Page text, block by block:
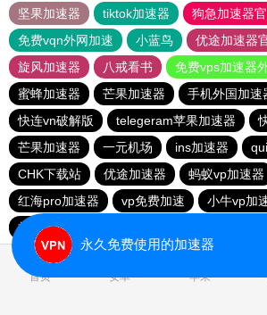
坚果加速器
tiktok加速器
狗急加速器
免费vqn外网加速
小蓝鸟 优途加速器
旋风加速器
八戒看书
免费vps加速器
蜜蜂加速器
芒果加速器
手机外国加速
快连vn破解版
telegeram苹果加速器
芒果加速器
一元机场 ins加速器
CHK下载站
优途加速器 蚂蚁vp加速器
红海pro加速器
vp免费加速
小牛vp加
极光vp加速器
首页 安卓 苹果
永久免费使用的加速器